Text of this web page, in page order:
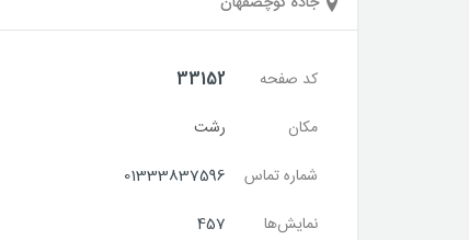
کد صفحه
33152
مکان
رشت
شماره تماس
01333837596
نمایش‌ها
457